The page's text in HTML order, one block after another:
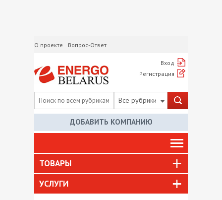
О проекте Вопрос-Ответ
Вход
Регистрация
Все рубрики
ДОБАВИТЬ КОМПАНИЮ
ТОВАРЫ
УСЛУГИ